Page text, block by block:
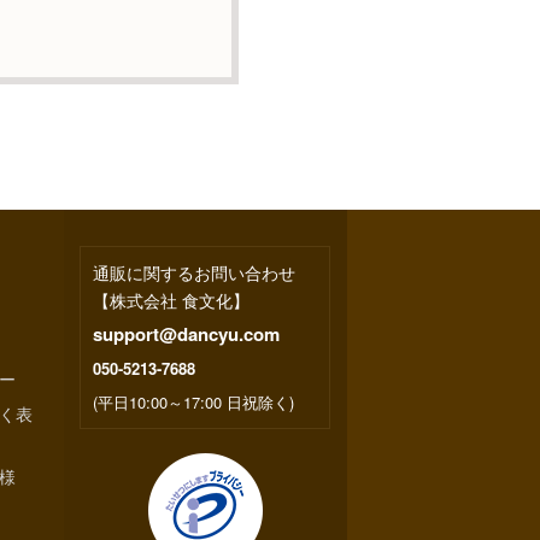
）等を用いて管理して
特定する個人情報は一
表
通販に関するお問い合わせ
【株式会社 食文化】
support@dancyu.com
050-5213-7688
(平日10:00～17:00 日祝除く)